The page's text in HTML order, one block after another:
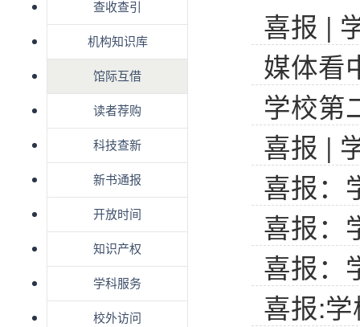
查收查引
机构知识库
馆际互借
读者荐购
科技查新
新书通报
开放时间
知识产权
学科服务
校外访问
喜报 |
媒体看
学校第
喜报 |
喜报：学
喜报：
喜报：
喜报:学校